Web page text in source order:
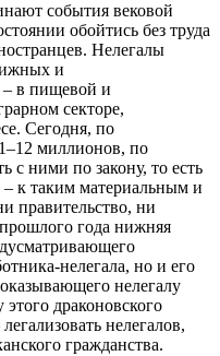
события вековой
обойтись без труда
Нелегалы
и
– в пищевой и
секторе,
Сегодня, по
миллионов, по
с ними по закону, то есть
к таким материальным и
правительство, ни
года нижняя
нелегала, но и его
нелегалу
драконовского
нелегалов,
гражданства.